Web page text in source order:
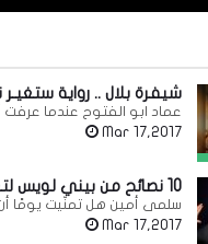
شيفرة بلال .. رواية ستغيـر
عماد ابو الفتوح عندما عرفت
Mar 17,2017
10 نصائح من بيني لويس لتعلّم أيّ لغة في...
سلمى أمين هل تمنّيت يومًا
Mar 17,2017